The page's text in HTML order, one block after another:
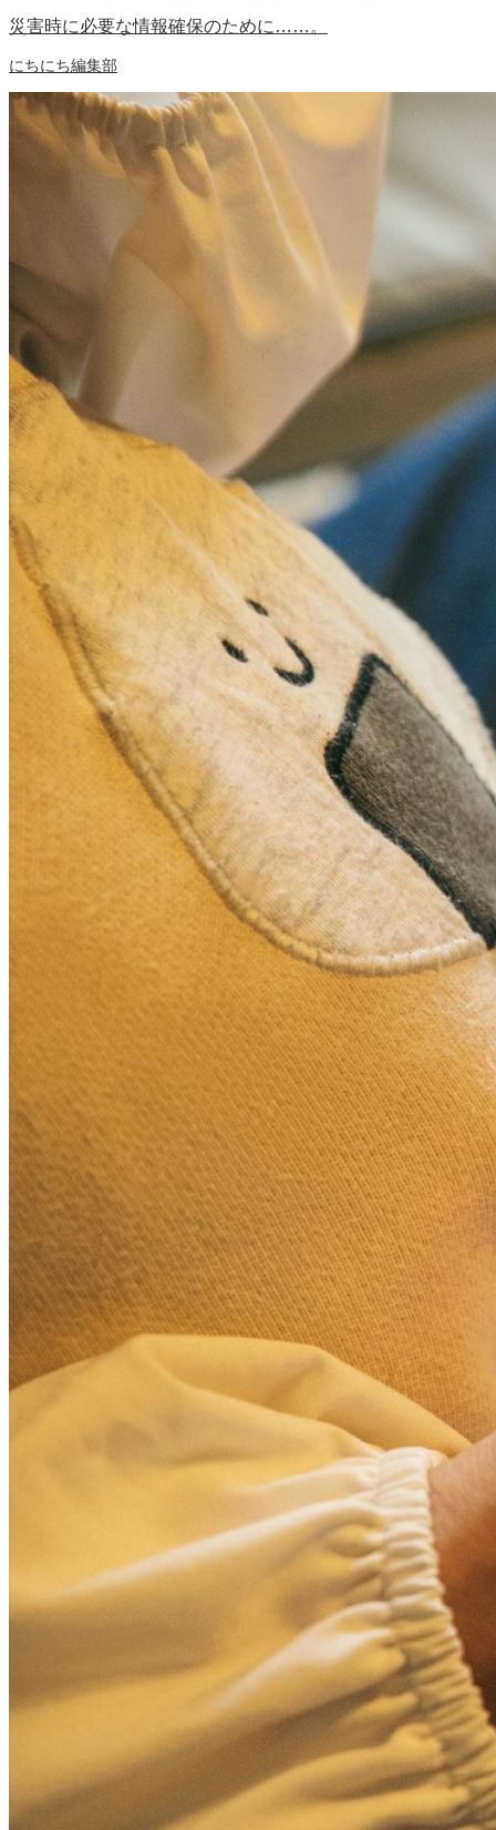
災害時に必要な情報確保のために……。
にちにち編集部